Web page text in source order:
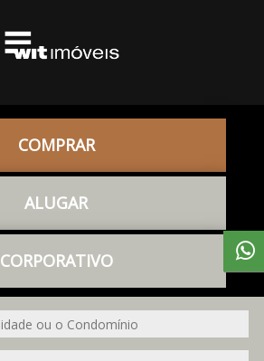
COMPRAR
ALUGAR
CORPORATIVO